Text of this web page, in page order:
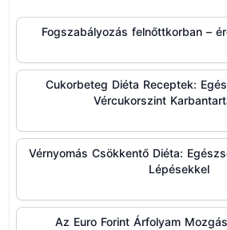
Fogszabályozás felnőttkorban –
Cukorbeteg Diéta Receptek:
Vércukorszint
Vérnyomás Csökkentő Diéta:
Lépésekkel
Az Euro Forint Árfolyam